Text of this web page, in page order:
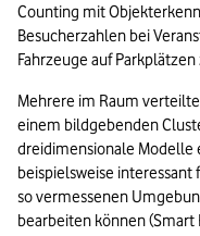
Counting mit
Besucherzahlen bei
Fahrzeuge auf
Mehrere im Raum
einem bildgebenden
dreidimensionale Modelle
beispielsweise
so vermessenen
bearbeiten können (Smart